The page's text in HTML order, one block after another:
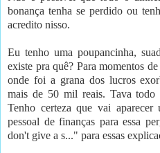
bonança tenha se perdido ou
acredito nisso.
Eu tenho uma poupancinha,
existe pra quê? Para momentos
onde foi a grana dos lucros
mais de 50 mil reais. Tava todo
Tenho certeza que vai
pessoal de finanças para essa
don't give a s..." para essas